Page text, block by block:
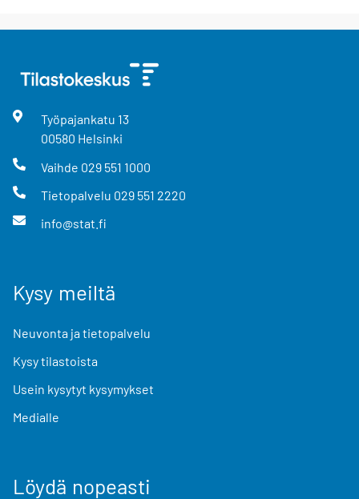
Työpajankatu 13
00580 Helsinki
Vaihde 029 551 1000
Tietopalvelu 029 551 2220
info@stat.fi
Kysy meiltä
Neuvonta ja tietopalvelu
Kysy tilastoista
Usein kysytyt kysymykset
Medialle
Löydä nopeasti